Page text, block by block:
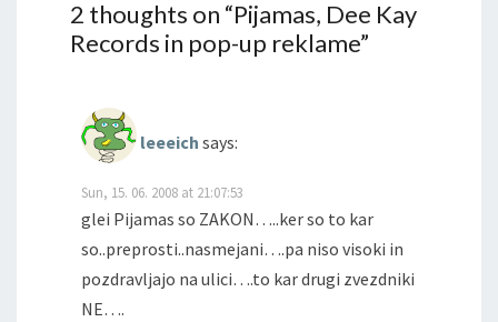
2 thoughts on “Pijamas, Dee Kay
Records in pop-up reklame”
leeeich says:
Sun, 15. 06. 2008 at 21:07:53
glei Pijamas so ZAKON…..ker so to kar
so..preprosti..nasmejani….pa niso visoki in
pozdravljajo na ulici….to kar drugi zvezdniki
NE….